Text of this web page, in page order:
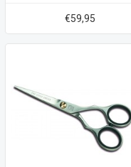
€59,95